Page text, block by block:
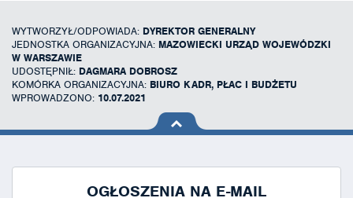
WYTWORZYŁ/ODPOWIADA: DYREKTOR GENERALNY
JEDNOSTKA ORGANIZACYJNA: MAZOWIECKI URZĄD WOJEWÓDZKI
W WARSZAWIE
UDOSTĘPNIŁ: DAGMARA DOBROSZ
KOMÓRKA ORGANIZACYJNA: BIURO KADR, PŁAC I BUDŻETU
WPROWADZONO: 10.07.2021
na górę
OGŁOSZENIA NA E-MAIL